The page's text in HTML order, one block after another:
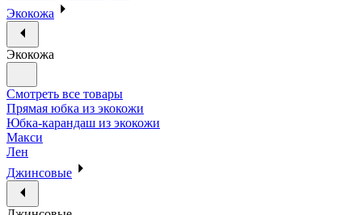
Экокожа
Экокожа
Смотреть все товары
Прямая юбка из экокожи
Юбка-карандаш из экокожи
Макси
Лен
Джинсовые